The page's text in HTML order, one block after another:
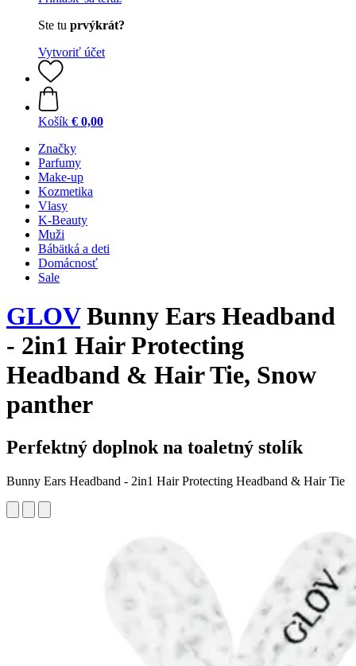
Ste tu prvýkrát?
Vytvoriť účet
Košík € 0,00
Značky
Parfumy
Make-up
Kozmetika
Vlasy
K-Beauty
Muži
Bábätká a deti
Domácnosť
Sale
GLOVBunny Ears Headband
- 2in1 Hair Protecting
Headband & Hair Tie, Snow
panther
Perfektný doplnok na toaletný stolík
Bunny Ears Headband - 2in1 Hair Protecting Headband & Hair Tie